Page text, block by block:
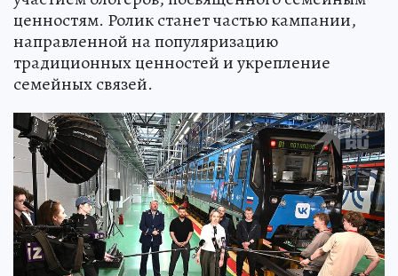
ценностям. Ролик станет частью кампании,
направленной на популяризацию
традиционных ценностей и укрепление
семейных связей.